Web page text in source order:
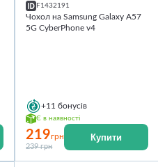
F1432191
Чохол на Samsung Galaxy A57
5G CyberPhone v4
+11 бонусів
Є в наявності
219грн
239 грн
Купити